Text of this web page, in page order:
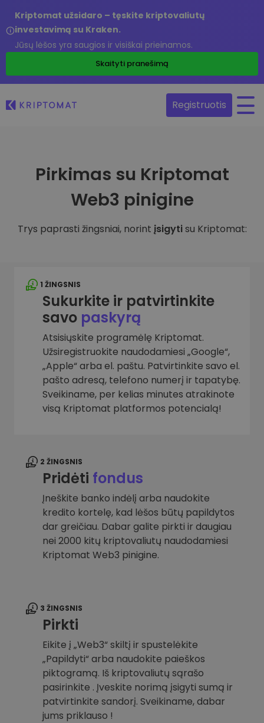
Kriptomat užsidaro – tęskite kriptovaliutų
investavimą su Kraken.
Jūsų lėšos yra saugios ir visiškai prieinamos.
Skaityti pranešimą
Registruotis
Pirkimas su Kriptomat
Web3 pinigine
Trys paprasti žingsniai, norint įsigytisu Kriptomat:
1 ŽINGSNIS
Sukurkite ir patvirtinkite
savo paskyrą
Atsisiųskite programėlę Kriptomat.
Užsiregistruokite naudodamiesi „Google“,
„Apple“ arba el. paštu. Patvirtinkite savo el.
pašto adresą, telefono numerį ir tapatybę.
Sveikiname, per kelias minutes atrakinote
visą Kriptomat platformos potencialą!
2 ŽINGSNIS
Pridėti fondus
Įneškite banko indėlį arba naudokite
kredito kortelę, kad lėšos būtų papildytos
dar greičiau. Dabar galite pirkti ir daugiau
nei 2000 kitų kriptovaliutų naudodamiesi
Kriptomat Web3 pinigine.
3 ŽINGSNIS
Pirkti
Eikite į „Web3“ skiltį ir spustelėkite
„Papildyti“ arba naudokite paieškos
piktogramą. Iš kriptovaliutų sąrašo
pasirinkite . Įveskite norimą įsigyti sumą ir
patvirtinkite sandorį. Sveikiname, dabar
jums priklauso !